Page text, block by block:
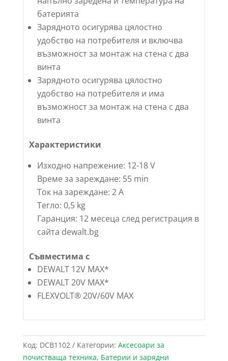
батерията
Зарядното осигурява цялостно
удобство на потребителя и включва
възможност за монтаж на стена с два
винта
Зарядното осигурява цялостно
удобство на потребителя и има
възможност за монтаж на стена с два
винта
Характеристики
Изходно напрежение: 12-18 V
Време за зареждане: 55 min
Ток на зареждане: 2 A
Тегло: 0,5 kg
Гаранция: 12 месеца след регистрация в
сайта dewalt.bg
Съвместима с
DEWALT 12V MAX*
DEWALT 20V MAX*
FLEXVOLT® 20V/60V MAX
Код: DCB1102 Категории: Аксесоари за
почистваща техника, Батерии и зарядни